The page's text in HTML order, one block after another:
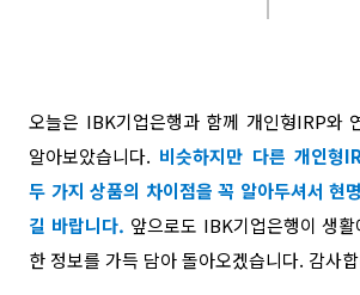
오늘은 IBK기업은행과 함께 개인형IRP와
알아보았습니다. 비슷하지만 다른 개인형
두 가지 상품의 차이점을 꼭 알아두셔서 현
길 바랍니다. 앞으로도 IBK기업은행이 생
한 정보를 가득 담아 돌아오겠습니다. 감사